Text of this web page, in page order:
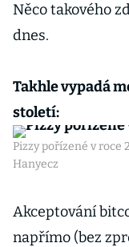
Něco takového
dnes.
Takhle vypadá
století:
Pizzy pořízené v roce
Hanyecz
Akceptování
napřímo (bez